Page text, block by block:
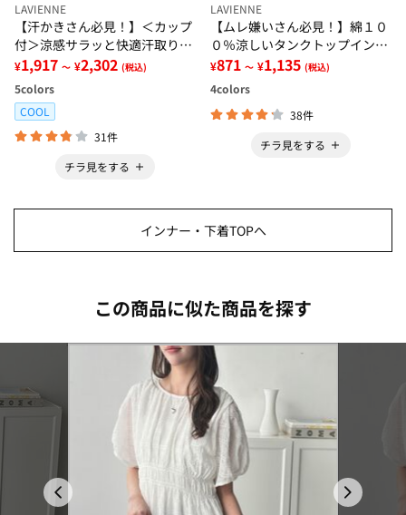
LAVIENNE
【汗かきさん必見！】＜カップ
付＞涼感サラッと快適汗取りタ
ンクトップインナー＜さらりラ
ボ＞
¥1,917 ～ ¥2,302 (税込)
5colors
COOL
31件
チラ見をする
LAVIENNE
【ムレ嫌いさん必見！】綿１０
０％涼しいタンクトップインナ
ー＜さらりラボ＞
¥871 ～ ¥1,135 (税込)
4colors
38件
チラ見をする
インナー・下着TOPへ
この商品に似た商品を探す